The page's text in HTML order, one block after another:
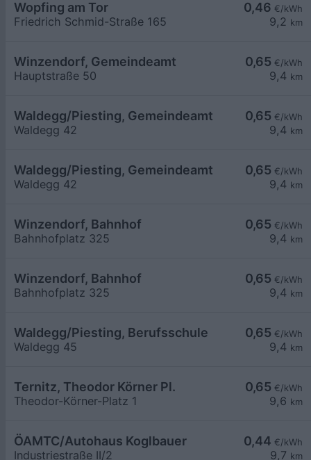
0,46 €/kWh
9,2 km
Wopfing am Tor
Friedrich Schmid-Straße 165
0,65 €/kWh
9,4 km
Winzendorf, Gemeindeamt
Hauptstraße 50
0,65 €/kWh
9,4 km
Waldegg/Piesting, Gemeindeamt
Waldegg 42
0,65 €/kWh
9,4 km
Waldegg/Piesting, Gemeindeamt
Waldegg 42
0,65 €/kWh
9,4 km
Winzendorf, Bahnhof
Bahnhofplatz 325
0,65 €/kWh
9,4 km
Winzendorf, Bahnhof
Bahnhofplatz 325
0,65 €/kWh
9,4 km
Waldegg/Piesting, Berufsschule
Waldegg 45
0,65 €/kWh
9,6 km
Ternitz, Theodor Körner Pl.
Theodor-Körner-Platz 1
0,44 €/kWh
9,7 km
ÖAMTC/Autohaus Koglbauer
Industriestraße II/2